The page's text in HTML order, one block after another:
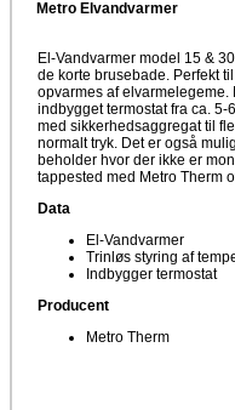
Metro Elvandvarmer
El-Vandvarmer model 15 &
de korte brusebade. Perfekt
opvarmes af elvarmelegeme.
indbygget termostat fra ca. 5-
med sikkerhedsaggregat til
normalt tryk. Det er også
beholder hvor der ikke er
tappested med Metro Therm
Data
El-Vandvarmer
Trinløs styring af
Indbygger termostat
Producent
Metro Therm